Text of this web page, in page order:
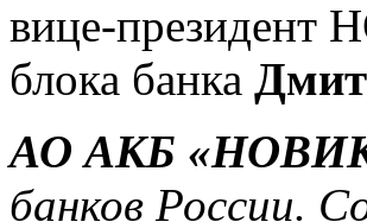
вице-президент
блока банка
АО АКБ
банков России.